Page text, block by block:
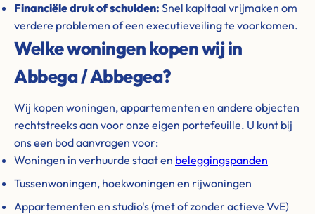
Financiële druk of schulden: Snel kapitaal vrijmaken om
verdere problemen of een executieveiling te voorkomen.
Welke woningen kopen wij in
Abbega / Abbegea?
Wij kopen woningen, appartementen en andere objecten
rechtstreeks aan voor onze eigen portefeuille. U kunt bij
ons een bod aanvragen voor:
Woningen in verhuurde staat en beleggingspanden
Tussenwoningen, hoekwoningen en rijwoningen
Appartementen en studio's (met of zonder actieve VvE)